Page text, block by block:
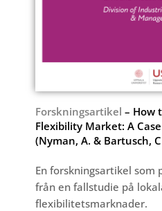
Forskningsartikel – How
Flexibility Market: A
(Nyman, A. & Bartusch,
En forskningsartikel
från en fallstudie på
flexibilitetsmarknader.